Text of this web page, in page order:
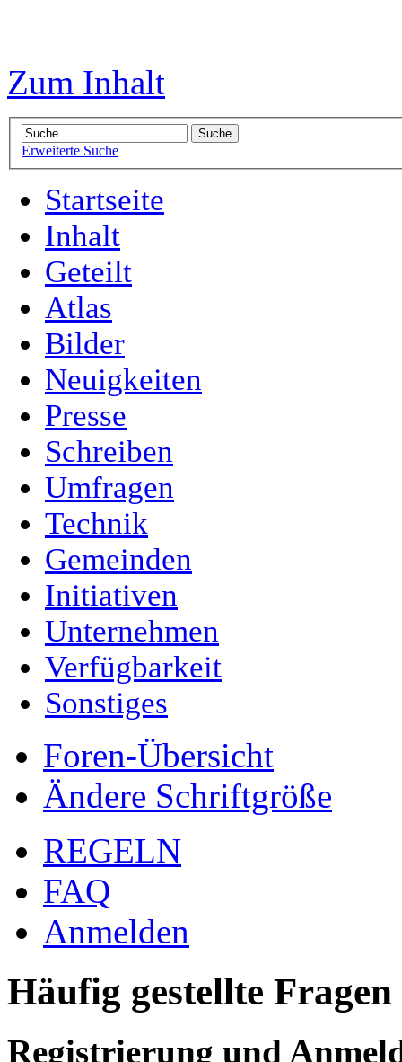
Zum Inhalt
Erweiterte Suche
Startseite
Inhalt
Geteilt
Atlas
Bilder
Neuigkeiten
Presse
Schreiben
Umfragen
Technik
Gemeinden
Initiativen
Unternehmen
Verfügbarkeit
Sonstiges
Foren-Übersicht
Ändere Schriftgröße
REGELN
FAQ
Anmelden
Häufig gestellte Fragen
Registrierung und